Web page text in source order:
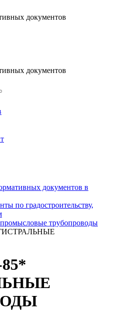
документов
документов
документов в
по градостроительству,
трубопроводы